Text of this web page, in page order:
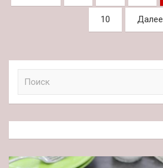
записей
10 Далее
к